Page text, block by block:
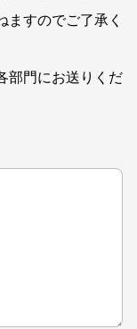
すのでご了承く
部門にお送りくだ